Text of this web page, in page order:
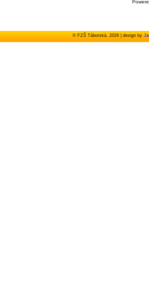
© FZŠ Táborská, 2026 | design by